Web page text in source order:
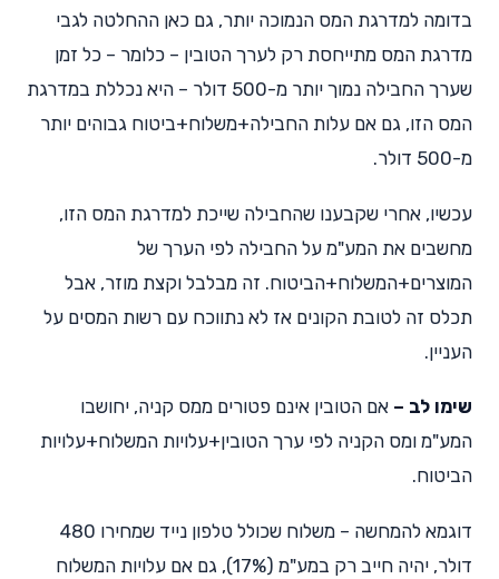
בדומה למדרגת המס הנמוכה יותר, גם כאן ההחלטה לגבי
מדרגת המס מתייחסת רק לערך הטובין – כלומר – כל זמן
שערך החבילה נמוך יותר מ-500 דולר – היא נכללת במדרגת
המס הזו, גם אם עלות החבילה+משלוח+ביטוח גבוהים יותר
מ-500 דולר.
עכשיו, אחרי שקבענו שהחבילה שייכת למדרגת המס הזו,
מחשבים את המע"מ על החבילה לפי הערך של
המוצרים+המשלוח+הביטוח. זה מבלבל וקצת מוזר, אבל
תכלס זה לטובת הקונים אז לא נתווכח עם רשות המסים על
העניין.
שימו לב – אם הטובין אינם פטורים ממס קניה, יחושבו
המע"מ ומס הקניה לפי ערך הטובין+עלויות המשלוח+עלויות
הביטוח.
דוגמא להמחשה – משלוח שכולל טלפון נייד שמחירו 480
דולר, יהיה חייב רק במע"מ (17%), גם אם עלויות המשלוח